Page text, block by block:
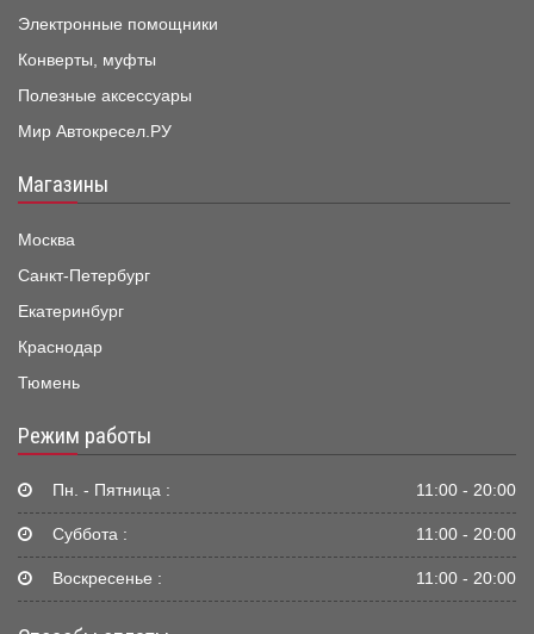
Электронные помощники
Конверты, муфты
Полезные аксессуары
Мир Автокресел.РУ
Магазины
Москва
Санкт-Петербург
Екатеринбург
Краснодар
Тюмень
Режим работы
Пн. - Пятница : 11:00 - 20:00
Суббота : 11:00 - 20:00
Воскресенье : 11:00 - 20:00